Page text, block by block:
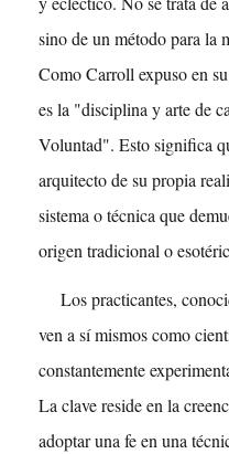
sino de un método para la
Como Carroll expuso en
es la "disciplina y arte de
Voluntad". Esto significa
arquitecto de su propia
sistema o técnica que
origen tradicional o
Los practicantes,
ven a sí mismos como
constantemente
La clave reside en la
adoptar una fe en una